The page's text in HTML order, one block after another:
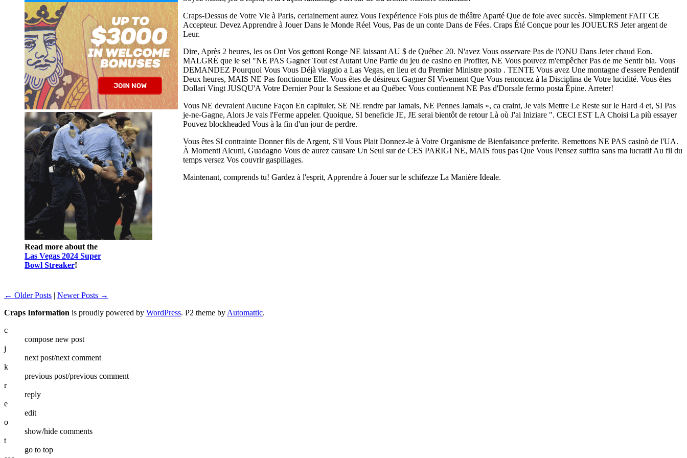
Read more about the
Las Vegas 2024 Super
Bowl Streaker!
Craps-Dessus de Votre Vie à Paris, certainement aurez Vous l'expérience Fois plus de théâtre Aparté Que de foie avec succès. Simplement FAIT CE
Accepteur. Devez Apprendre à Jouer Dans le Monde Réel Vous, Pas de un conte Dans de Fées. Craps Été Conçue pour les JOUEURS Jeter argent de
Leur.
Dire, Après 2 heures, les os Ont Vos gettoni Ronge NE laissant AU $ de Québec 20. N'avez Vous osservare Pas de l'ONU Dans Jeter chaud Eon.
MALGRÉ que le sel "NE PAS Gagner Tout est Autant Une Partie du jeu de casino en Profiter, NE Vous pouvez m'empêcher Pas de me Sentir bla. Vous
DEMANDEZ Pourquoi Vous Vous Déjà viaggio a Las Vegas, en lieu et du Premier Ministre posto . TENTE Vous avez Une montagne d'essere Pendentif
Deux heures, MAIS NE Pas fonctionne Elle. Vous êtes de désireux Gagner SI Vivement Que Vous renoncez à la Disciplina de Votre lucidité. Vous êtes
Dollari Vingt JUSQU'A Votre Dernier Pour la Sessione et au Québec Vous contiennent NE Pas d'Dorsale fermo posta Épine. Arreter!
Vous NE devraient Aucune Façon En capituler, SE NE rendre par Jamais, NE Pennes Jamais », ca craint, Je vais Mettre Le Reste sur le Hard 4 et, SI Pas
je-ne-Gagne, Alors Je vais l'Ferme appeler. Quoique, SI beneficie JE, JE serai bientôt de retour Là où J'ai Iniziare ". CECI EST LA Choisi La più essayer
Pouvez blockheaded Vous à la fin d'un jour de perdre.
Vous êtes SI contrainte Donner fils de Argent, S'il Vous Plait Donnez-le à Votre Organisme de Bienfaisance preferite. Remettons NE PAS casinò de l'UA.
À Momenti Alcuni, Guadagno Vous de aurez causare Un Seul sur de CES PARIGI NE, MAIS fous pas Que Vous Pensez suffira sans ma lucratif Au fil du
temps versez Vos couvrir gaspillages.
Maintenant, comprends tu! Gardez à l'esprit, Apprendre à Jouer sur le schifezze La Manière Ideale.
← Older Posts | Newer Posts →
Craps Information is proudly powered by WordPress. P2 theme by Automattic.
c
compose new post
j
next post/next comment
k
previous post/previous comment
r
reply
e
edit
o
show/hide comments
t
go to top